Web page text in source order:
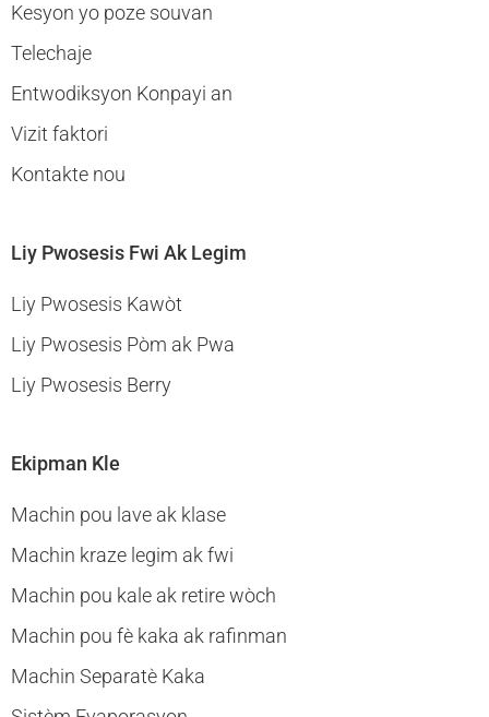
Kesyon yo poze souvan
Telechaje
Entwodiksyon Konpayi an
Vizit faktori
Kontakte nou
Liy Pwosesis Fwi Ak Legim
Liy Pwosesis Kawòt
Liy Pwosesis Pòm ak Pwa
Liy Pwosesis Berry
Ekipman Kle
Machin pou lave ak klase
Machin kraze legim ak fwi
Machin pou kale ak retire wòch
Machin pou fè kaka ak rafinman
Machin Separatè Kaka